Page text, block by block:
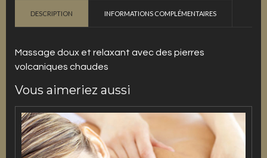
chaudes
DESCRIPTION INFORMATIONS COMPLÉMENTAIRES
Massage doux et relaxant avec des pierres
volcaniques chaudes
Vous aimeriez aussi